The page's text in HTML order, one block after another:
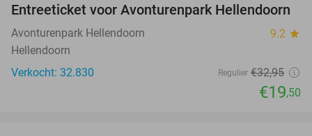
41%
Entreeticket voor Avonturenpark Hellendoorn
Avonturenpark Hellendoorn 9.2 star
Hellendoorn
Verkocht: 32.830
Regulier €32,95
€19,50